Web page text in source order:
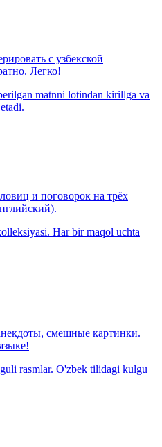
с узбекской
Легко!
matnni lotindan kirillga va
и поговорок на трёх
Har bir maqol uchta
смешные картинки.
rasmlar. O'zbek tilidagi kulgu